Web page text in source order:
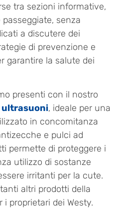
tra sezioni informative,
senza
a discutere dei
di prevenzione e
garantire la salute dei
presenti con il nostro
ultrasuoni, ideale per una
in concomitanza
e pulci ad
permette di proteggere i
utilizzo di sostanze
irritanti per la cute.
altri prodotti della
i proprietari dei Westy.